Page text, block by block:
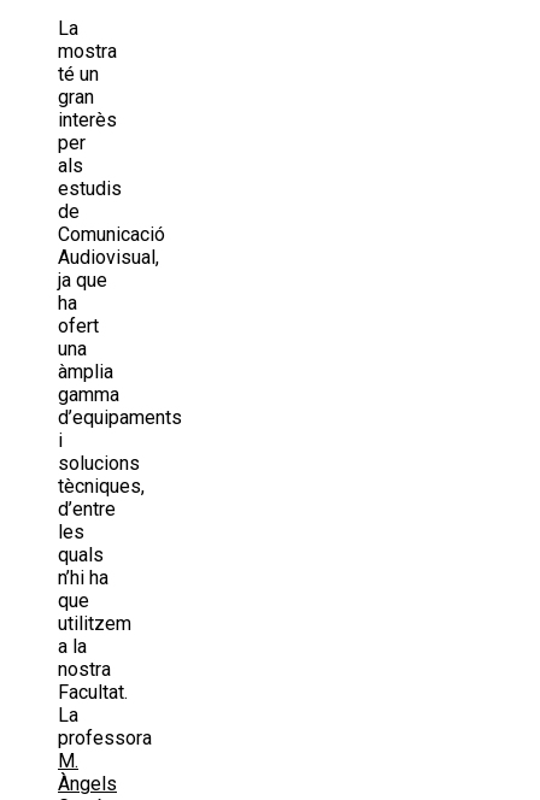
La
mostra
té un
gran
interès
per
als
estudis
de
Comunicació
Audiovisual,
ja que
ha
ofert
una
àmplia
gamma
d’equipaments
i
solucions
tècniques,
d’entre
les
quals
n’hi ha
que
utilitzem
a la
nostra
Facultat.
La
professora
M.
Àngels